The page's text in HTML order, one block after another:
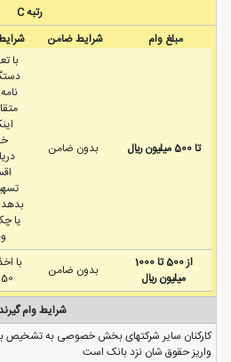
رتبه C
مبلغ وام
شرایط ضامن
بدون ضامن
با
نامه
بدهد
یا
از 500 تا 1000
ميليون ريال
بدون ضامن
با
150% تسهیلات
شرایط وام گیرنده
کارکنان ساير شرکتهای بخش خصوصی به تشخيص
واريز حقوق شان نزد بانک است